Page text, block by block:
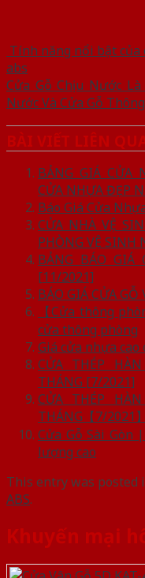
Tính năng nổi bật của
abs
Cửa Gỗ Chịu Nước
Nước Và Cửa Gỗ
BÀI VIẾT LIÊN
BẢNG GIÁ CỬA
CỬA NHỰA ĐẸP
Báo Giá Cửa
CỬA NHÀ VỆ
PHÒNG VỆ SINH
BẢNG BÁO GIÁ
[11/2021]
BÁO GIÁ CỬA GỖ
【Cửa thông
cửa thông phòng
Giá cửa nhựa cao
CỬA THÉP
THÁNG [7/2021]
CỬA THÉP
THÁNG【7/2021】
Cửa Gỗ Sài Gòn
lượng cao
This entry was posted
ABS.
Khuyến mại